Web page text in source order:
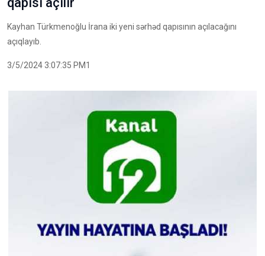
Kayhan Türkmenoğlu İrana iki yeni sərhəd qapısının açılacağını
açıqlayıb.
3/5/2024 3:07:35 PM1